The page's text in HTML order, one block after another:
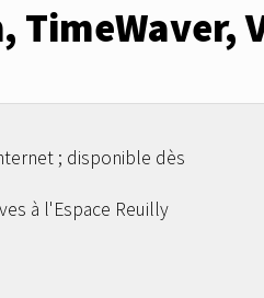
; disponible dès
à l'Espace Reuilly